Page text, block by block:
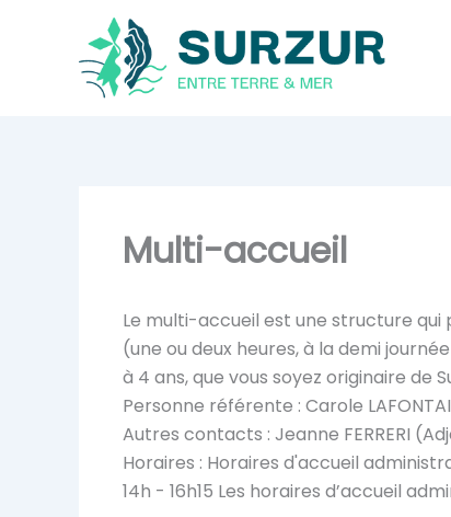
Multi-accueil
Le multi-accueil est une structure
(une ou deux heures, à la demi
à 4 ans, que vous soyez originaire de
Personne référente : Carole
Autres contacts : Jeanne FERRERI
Horaires : Horaires d'accueil
14h - 16h15 Les horaires d’accueil